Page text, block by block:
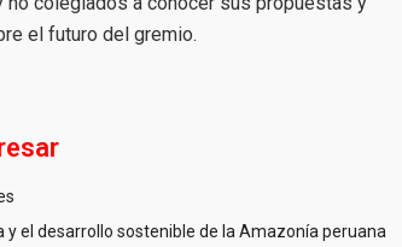
el futuro del gremio.
el desarrollo sostenible de la Amazonía peruana